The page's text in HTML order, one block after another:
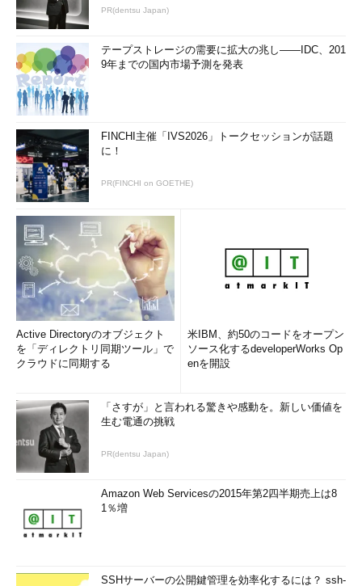
PR(dentsu Japan)
テープストレージの需要に拡大の兆し――IDC、201
9年までの国内市場予測を発表
FINCHI主催「IVS2026」トークセッションが話題
に！
PR(FINCHI on GOETHE)
Active Directoryのオブジェクト
を「ディレクトリ同期ツール」で
クラウドに同期する
米IBM、約50のコードをオープン
ソース化するdeveloperWorks Op
enを開設
「さすが」と言われる驚きや感動を。新しい価値を
生む電通の挑戦
PR(dentsu Japan)
Amazon Web Servicesの2015年第2四半期売上は8
1％増
SSHサーバーの公開鍵管理を効率化するには？ ssh-